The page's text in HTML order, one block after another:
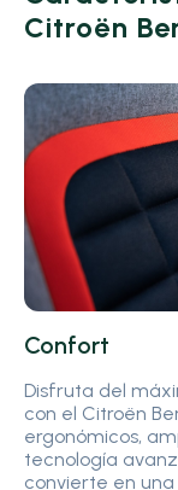
Citroën
Confort
Disfruta del
con el Citroën
ergonómicos,
tecnología
convierte en